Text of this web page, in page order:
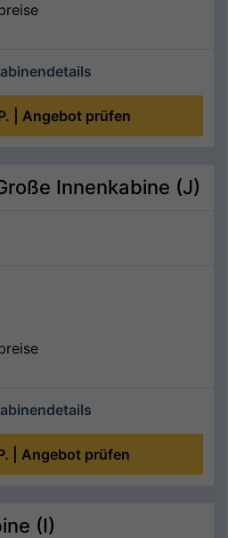
| Angebot prüfen
Innenkabine (J)
| Angebot prüfen
(I)